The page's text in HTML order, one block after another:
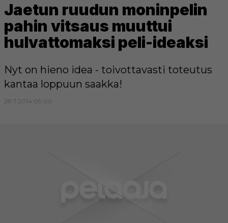
Jaetun ruudun moninpelin
pahin vitsaus muuttui
hulvattomaksi peli-ideaksi
Nyt on hieno idea - toivottavasti toteutus
kantaa loppuun saakka!
28.7.2014 09:00